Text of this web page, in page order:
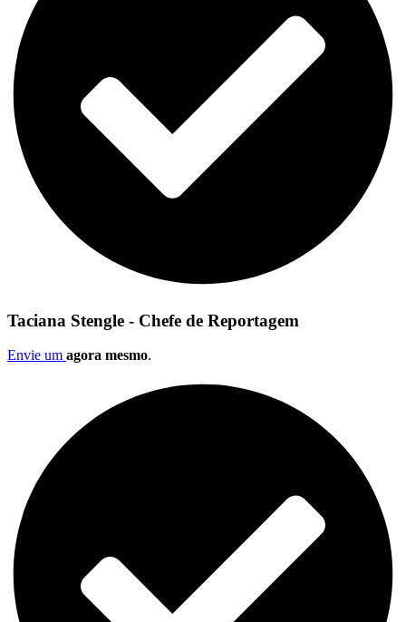
Taciana Stengle - Chefe de Reportagem
Envie um agora mesmo.